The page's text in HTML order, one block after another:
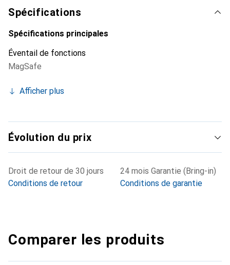
Spécifications
Spécifications principales
Éventail de fonctions
MagSafe
Afficher plus
Évolution du prix
Droit de retour de 30 jours
Conditions de retour
24 mois Garantie (Bring-in)
Conditions de garantie
Comparer les produits